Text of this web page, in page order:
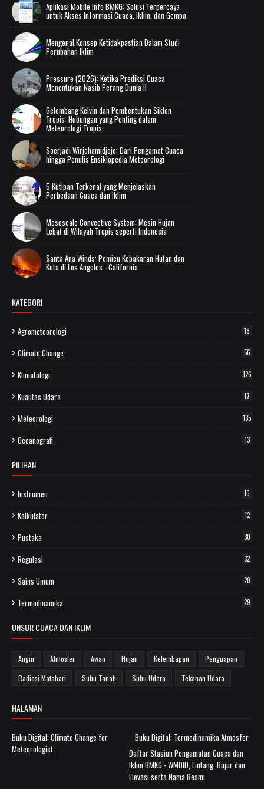
Aplikasi Mobile Info BMKG: Solusi Terpercaya
untuk Akses Informasi Cuaca, Iklim, dan Gempa
Mengenal Konsep Ketidakpastian Dalam Studi
Perubahan Iklim
Pressure (2026): Ketika Prediksi Cuaca
Menentukan Nasib Perang Dunia II
Gelombang Kelvin dan Pembentukan Siklon
Tropis: Hubungan yang Penting dalam
Meteorologi Tropis
Soerjadi Wirjohamidjojo: Dari Pengamat Cuaca
hingga Penulis Ensiklopedia Meteorologi
5 Kutipan Terkenal yang Menjelaskan
Perbedaan Cuaca dan Iklim
Mesoscale Convective System: Mesin Hujan
Lebat di Wilayah Tropis seperti Indonesia
Santa Ana Winds: Pemicu Kebakaran Hutan dan
Kota di Los Angeles - California
KATEGORI
Agrometeorologi 18
Climate Change 56
Klimatologi 126
Kualitas Udara 17
Meteorologi 135
Oceanografi 13
PILIHAN
Instrumen 16
Kalkulator 12
Pustaka 30
Regulasi 32
Sains Umum 28
Termodinamika 29
UNSUR CUACA DAN IKLIM
Angin Atmosfer Awan Hujan Kelembapan
Penguapan
Radiasi Matahari
Suhu Tanah Suhu Udara Tekanan Udara
HALAMAN
Buku Digital: Climate Change for
Meteorologist
Buku Digital: Termodinamika Atmosfer
Daftar Stasiun Pengamatan Cuaca dan
Iklim BMKG - WMOID, Lintang, Bujur dan
Elevasi serta Nama Resmi